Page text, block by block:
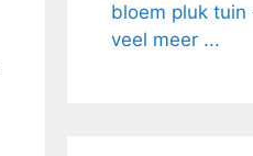
bloem pluk tuin
veel meer ...